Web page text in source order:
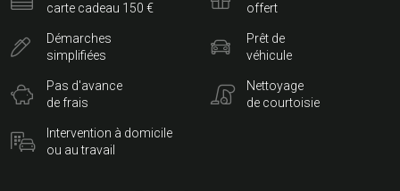
carte cadeau 150 €
Démarches
simplifiées
Pas d'avance
de frais
Intervention à domicile
ou au travail
offert
Prêt de
véhicule
Nettoyage
de courtoisie